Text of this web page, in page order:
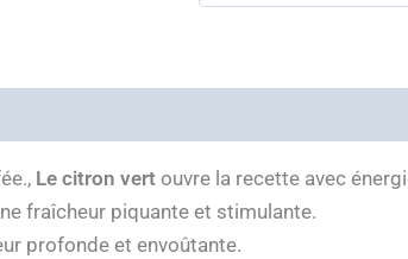
Le citron vert ouvre la recette avec
fraîcheur piquante et stimulante.
profonde et envoûtante.